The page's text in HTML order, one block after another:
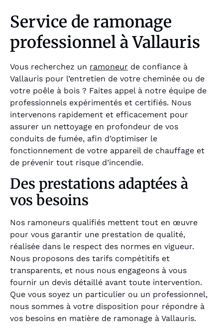
Service de ramonage
professionnel à Vallauris
Vous recherchez un ramoneur de confiance à
Vallauris pour l’entretien de votre cheminée ou de
votre poêle à bois ? Faites appel à notre équipe de
professionnels expérimentés et certifiés. Nous
intervenons rapidement et efficacement pour
assurer un nettoyage en profondeur de vos
conduits de fumée, afin d’optimiser le
fonctionnement de votre appareil de chauffage et
de prévenir tout risque d’incendie.
Des prestations adaptées à
vos besoins
Nos ramoneurs qualifiés mettent tout en œuvre
pour vous garantir une prestation de qualité,
réalisée dans le respect des normes en vigueur.
Nous proposons des tarifs compétitifs et
transparents, et nous nous engageons à vous
fournir un devis détaillé avant toute intervention.
Que vous soyez un particulier ou un professionnel,
nous sommes à votre disposition pour répondre à
vos besoins en matière de ramonage à Vallauris.